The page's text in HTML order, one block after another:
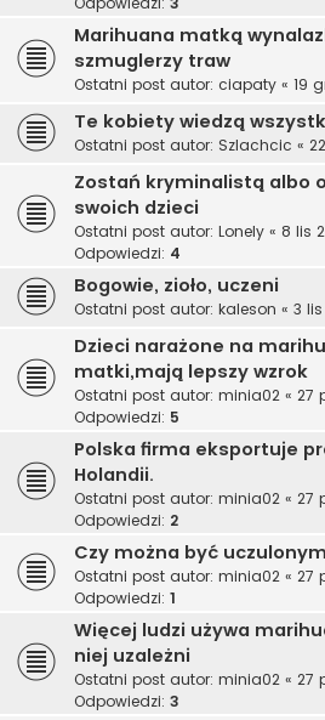
Marihuana matką
szmuglerzy traw
Ostatni post autor: ciapaty « 19
Te kobiety wiedzą
Ostatni post autor: Szlachcic «
Zostań kryminalistą albo
swoich dzieci
Ostatni post autor: Lonely « 8 lis
Odpowiedzi: 4
Bogowie, zioło, uczeni
Ostatni post autor: kaleson « 3 lis
Dzieci narażone na
matki,mają lepszy wzrok
Ostatni post autor: minia02 « 27
Odpowiedzi: 5
Polska firma eksportuje
Holandii.
Ostatni post autor: minia02 « 27
Odpowiedzi: 2
Czy można być
Ostatni post autor: minia02 « 27
Odpowiedzi: 1
Więcej ludzi używa
niej uzależni
Ostatni post autor: minia02 « 27
Odpowiedzi: 3